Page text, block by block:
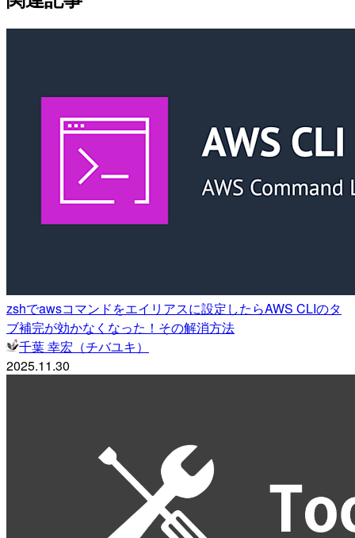
zshでawsコマンドをエイリアスに設定したらAWS CLIのタ
ブ補完が効かなくなった！その解消方法
千葉 幸宏（チバユキ）
2025.11.30